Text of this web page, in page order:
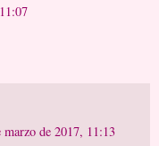
marzo de 2017, 11:13